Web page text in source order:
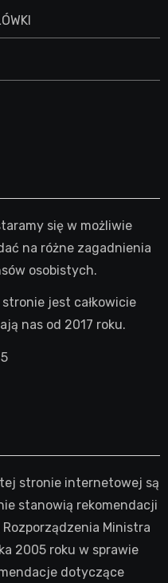
się w możliwie
na różne zagadnienia
osobistych.
jest całkowicie
nas od 2017 roku.
stronie internetowej są
stanowią rekomendacji
Ministra
2005 roku w sprawie
dotyczące